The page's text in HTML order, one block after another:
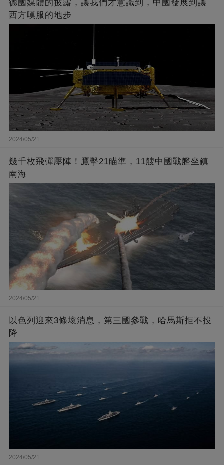
德國媒體的披露，讓我們才意識到，中國發展到讓
西方嘆服的地步
2024/05/21
幾千枚飛彈壓陣！鷹擊21瞄準，11艘中國戰艦坐鎮
南海
2024/05/21
以色列迎來3條壞消息，第三國參戰，哈馬斯拒不投
降
2024/05/21